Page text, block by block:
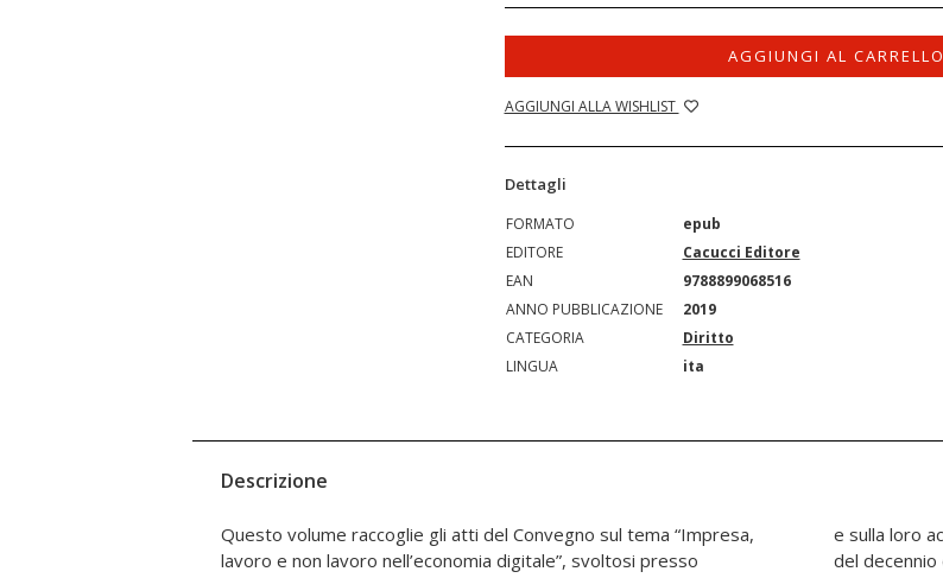
AGGIUNGI AL CARRELLO
AGGIUNGI ALLA WISHLIST
Dettagli
FORMATO
epub
EDITORE
Cacucci Editore
EAN
9788899068516
ANNO PUBBLICAZIONE
2019
CATEGORIA
Diritto
LINGUA
ita
Descrizione
Questo volume raccoglie gli atti del Convegno sul tema “Impresa,
lavoro e non lavoro nell’economia digitale”, svoltosi presso
e sulla loro accelerazione esponenziale, a partire dalla prima metà
del decennio del nuovo secolo, che li ha portati a riscrivere